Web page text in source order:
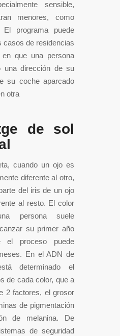
sensible,
menores, como
programa puede
casos de residencias
que una persona
una dirección de su
su coche aparcado
otra
de sol
cuando un ojo es
diferente al otro,
del iris de un ojo
al resto. El color
persona suele
su primer año
el proceso puede
En el ADN de
determinado el
de cada color, que a
2 factores, el grosor
de pigmentación
de melanina. De
de seguridad